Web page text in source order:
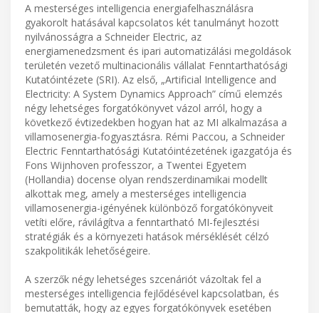
A mesterséges intelligencia energiafelhasználásra
gyakorolt hatásával kapcsolatos két tanulmányt hozott
nyilvánosságra a Schneider Electric, az
energiamenedzsment és ipari automatizálási megoldások
területén vezető multinacionális vállalat Fenntarthatósági
Kutatóintézete (SRI). Az első, „Artificial Intelligence and
Electricity: A System Dynamics Approach” című elemzés
négy lehetséges forgatókönyvet vázol arról, hogy a
következő évtizedekben hogyan hat az MI alkalmazása a
villamosenergia-fogyasztásra. Rémi Paccou, a Schneider
Electric Fenntarthatósági Kutatóintézetének igazgatója és
Fons Wijnhoven professzor, a Twentei Egyetem
(Hollandia) docense olyan rendszerdinamikai modellt
alkottak meg, amely a mesterséges intelligencia
villamosenergia-igényének különböző forgatókönyveit
vetíti előre, rávilágítva a fenntartható MI-fejlesztési
stratégiák és a környezeti hatások mérséklését célzó
szakpolitikák lehetőségeire.
A szerzők négy lehetséges szcenáriót vázoltak fel a
mesterséges intelligencia fejlődésével kapcsolatban, és
bemutatták, hogy az egyes forgatókönyvek esetében